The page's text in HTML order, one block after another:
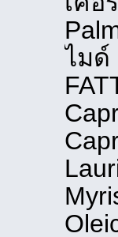
ไมด์